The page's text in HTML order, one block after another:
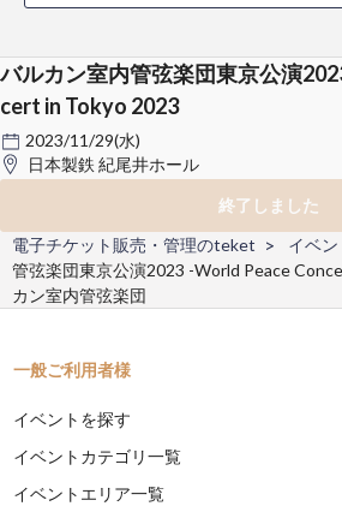
バルカン室内管弦楽団東京公演
cert in Tokyo 2023
2023/11/29(水)
日本製鉄 紀尾井ホール
終了しました
電子チケット販売・管理のteket
イベ
管弦楽団東京公演2023 -World Peace
カン室内管弦楽団
一般ご利用者様
イベントを探す
イベントカテゴリ一覧
イベントエリア一覧